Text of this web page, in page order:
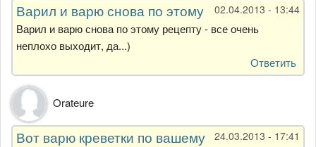
02.04.2013 - 13:44
Варил и варю снова по этому
Варил и варю снова по этому рецепту - все очень
неплохо выходит, да...)
Ответить
Orateure
24.03.2013 - 17:41
Вот варю креветки по вашему